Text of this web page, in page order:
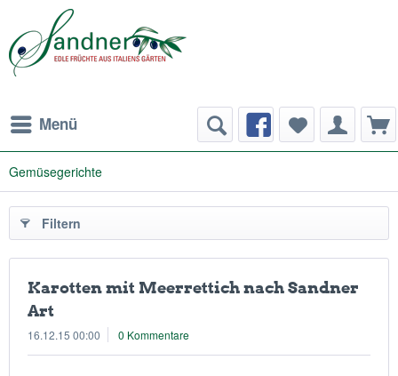
Menü
Gemüsegerichte
Filtern
Karotten mit Meerrettich nach Sandner
Art
16.12.15 00:00 0 Kommentare